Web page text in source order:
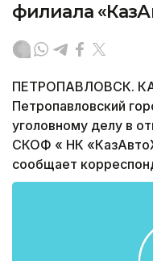
филиала
ПЕТРОПАВЛОВСК.
Петропавловский
уголовному делу в
СКОФ « НК
сообщает